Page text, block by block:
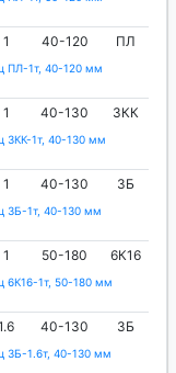
1 40-120 ПЛ
ПЛ-1т, 40-120 мм
1 40-130 ЗКК
ЗКК-1т, 40-130 мм
1 40-130 ЗБ
ЗБ-1т, 40-130 мм
1 50-180 6К16
6К16-1т, 50-180 мм
40-130 ЗБ
ЗБ-1.6т, 40-130 мм